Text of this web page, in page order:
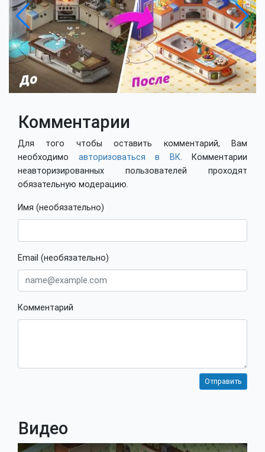
Комментарии
Для того чтобы оставить комментарий, Вам
необходимо авторизоваться в ВК. Комментарии
неавторизированных пользователей проходят
обязательную модерацию.
Имя (необязательно)
Email (необязательно)
Комментарий
Видео